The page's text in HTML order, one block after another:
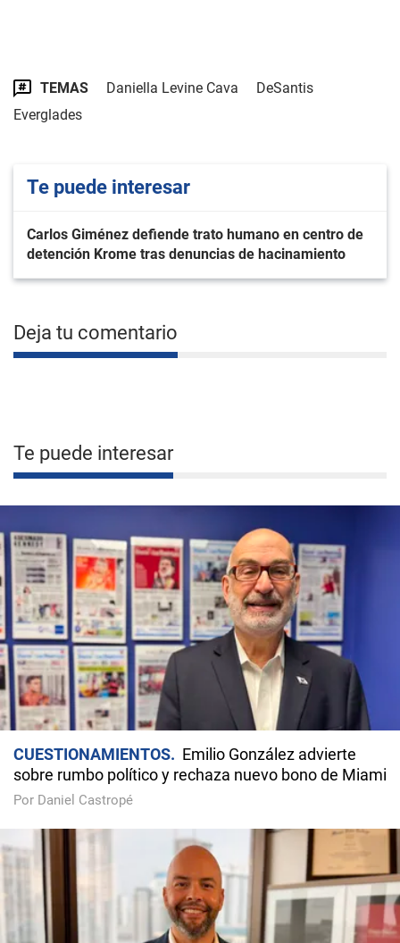
TEMAS Daniella Levine Cava
DeSantis
Everglades
Te puede interesar
Carlos Giménez defiende trato humano en centro de
detención Krome tras denuncias de hacinamiento
Deja tu comentario
Te puede interesar
CUESTIONAMIENTOS
Emilio González advierte
sobre rumbo político y rechaza nuevo bono de Miami
Por Daniel Castropé